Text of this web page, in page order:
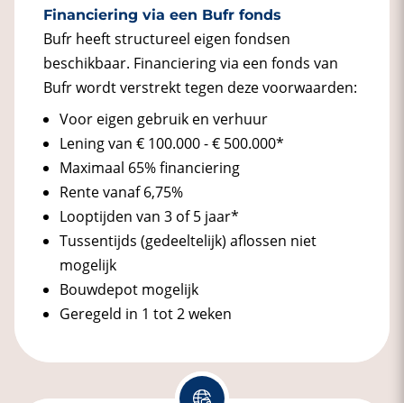
Financiering via een Bufr fonds
Bufr heeft structureel eigen fondsen
beschikbaar. Financiering via een fonds van
Bufr wordt verstrekt tegen deze voorwaarden:
Voor eigen gebruik en verhuur
Lening van € 100.000 - € 500.000*
Maximaal 65% financiering
Rente vanaf 6,75%
Looptijden van 3 of 5 jaar*
Tussentijds (gedeeltelijk) aflossen niet
mogelijk
Bouwdepot mogelijk
Geregeld in 1 tot 2 weken